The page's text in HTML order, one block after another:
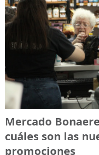
Mercado
cuáles son las
promociones